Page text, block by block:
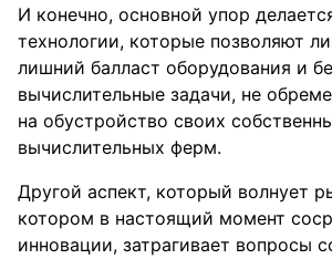
И конечно, основной упор
технологии, которые позволяют
лишний балласт оборудования и
вычислительные задачи, не
на обустройство своих
вычислительных ферм.
Другой аспект, который волнует
котором в настоящий момент
инновации, затрагивает вопросы